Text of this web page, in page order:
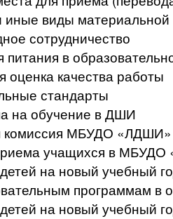
иные виды материальной
сотрудничество
питания в
оценка качества работы
стандарты
на обучение в ДШИ
комиссия МБУДО «ЛДШИ»
учащихся в
на новый учебный
программам в
на новый учебный